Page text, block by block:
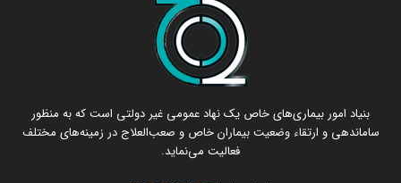
بنیاد امور بیماری‌های خاص یک نهاد عمومی غیر دولتی است که به منظور
ساماندهی و ارتقاء وضعیت بیماران خاص و صعب‌العلاج در زمینه‌های مختلف
فعالیت می‌نماید.